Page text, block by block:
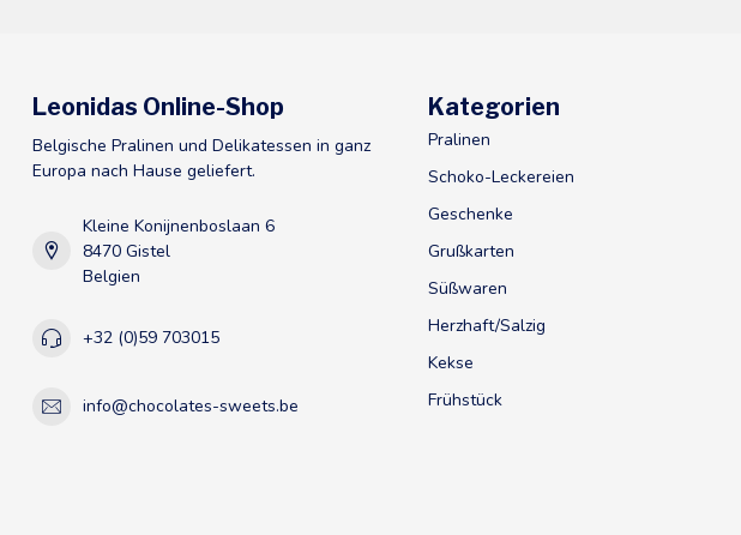
Leonidas Online-Shop
Belgische Pralinen und Delikatessen in ganz
Europa nach Hause geliefert.
Kleine Konijnenboslaan 6
8470 Gistel
Belgien
+32 (0)59 703015
info@chocolates-sweets.be
Kategorien
Pralinen
Schoko-Leckereien
Geschenke
Grußkarten
Süßwaren
Herzhaft/Salzig
Kekse
Frühstück